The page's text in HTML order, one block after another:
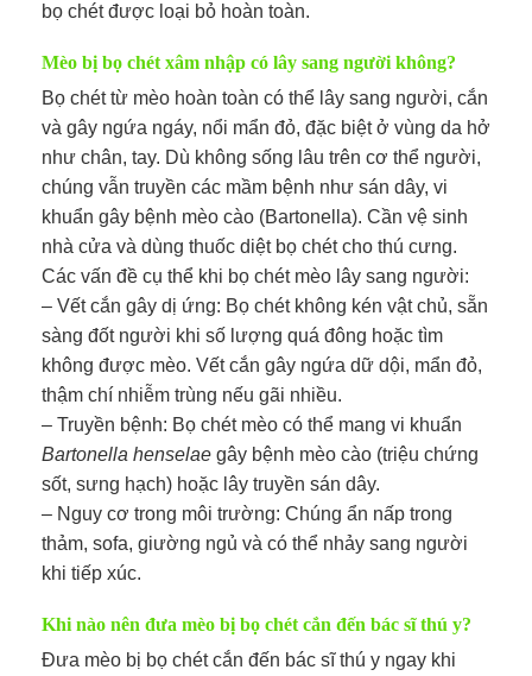
bọ chét được loại bỏ hoàn toàn.
Mèo bị bọ chét xâm nhập có lây sang người không?
Bọ chét từ mèo hoàn toàn có thể lây sang người, cắn
và gây ngứa ngáy, nổi mẩn đỏ, đặc biệt ở vùng da hở
như chân, tay. Dù không sống lâu trên cơ thể người,
chúng vẫn truyền các mầm bệnh như sán dây, vi
khuẩn gây bệnh mèo cào (Bartonella). Cần vệ sinh
nhà cửa và dùng thuốc diệt bọ chét cho thú cưng.
Các vấn đề cụ thể khi bọ chét mèo lây sang người:
– Vết cắn gây dị ứng: Bọ chét không kén vật chủ, sẵn
sàng đốt người khi số lượng quá đông hoặc tìm
không được mèo. Vết cắn gây ngứa dữ dội, mẩn đỏ,
thậm chí nhiễm trùng nếu gãi nhiều.
– Truyền bệnh: Bọ chét mèo có thể mang vi khuẩn
Bartonella henselae gây bệnh mèo cào (triệu chứng
sốt, sưng hạch) hoặc lây truyền sán dây.
– Nguy cơ trong môi trường: Chúng ẩn nấp trong
thảm, sofa, giường ngủ và có thể nhảy sang người
khi tiếp xúc.
Khi nào nên đưa mèo bị bọ chét cắn đến bác sĩ thú y?
Đưa mèo bị bọ chét cắn đến bác sĩ thú y ngay khi